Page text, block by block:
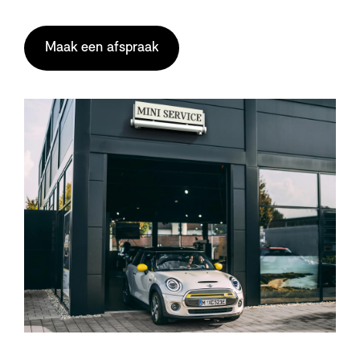
Maak een afspraak